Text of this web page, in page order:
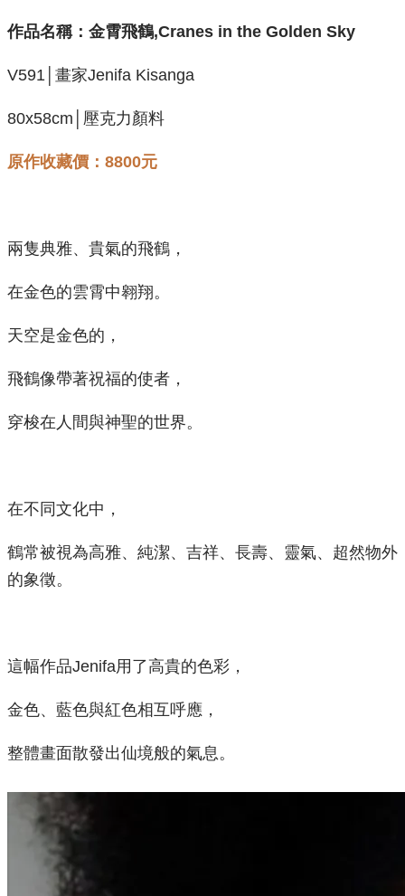
作品名稱： 金霄飛鶴,Cranes in the Golden Sky
V591│畫家Jenifa Kisanga
80x58cm│壓克力顏料
原作收藏價：8800元
兩隻典雅、貴氣的飛鶴，
在金色的雲霄中翱翔。
天空是金色的，
飛鶴像帶著祝福的使者，
穿梭在人間與神聖的世界。
在不同文化中，
鶴常被視為高雅、純潔、吉祥、長壽、靈氣、超然物外
的象徵。
這幅作品Jenifa用了高貴的色彩，
金色、藍色與紅色相互呼應，
整體畫面散發出仙境般的氣息。